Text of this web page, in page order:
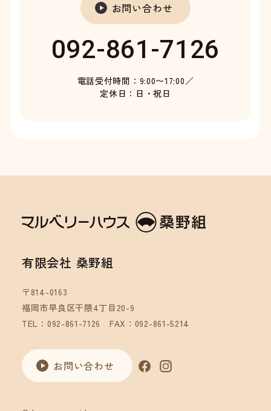
お問い合わせ
092-861-7126
電話受付時間：9:00〜17:00／
定休日：日・祝日
有限会社 桑野組
〒814-0163
福岡市早良区干隈4丁目20-9
TEL：092-861-7126
FAX：092-861-5214
お問い合わせ